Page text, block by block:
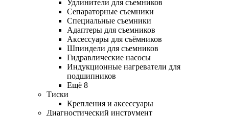
Удлинители для съемников
Сепараторные съемники
Специальные съемники
Адаптеры для съемников
Аксессуары для съёмников
Шпиндели для съемников
Гидравлические насосы
Индукционные нагреватели для
подшипников
Ещё 8
Тиски
Крепления и аксессуары
Диагностический инструмент